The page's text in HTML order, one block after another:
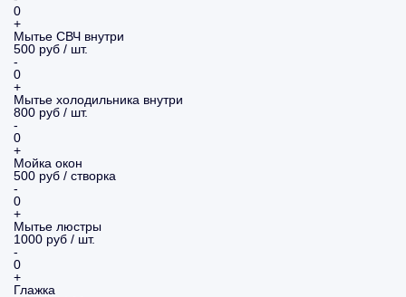
0
+
Мытье СВЧ внутри
500 руб / шт.
-
0
+
Мытье холодильника внутри
800 руб / шт.
-
0
+
Мойка окон
500 руб / створка
-
0
+
Мытье люстры
1000 руб / шт.
-
0
+
Глажка